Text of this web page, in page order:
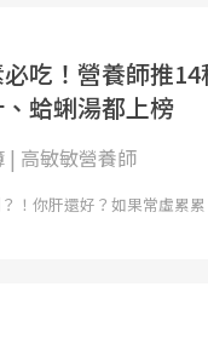
吃！營養師推
蛤蜊湯都上榜
| 高敏敏營養師
！你肝還好？如果常虛累